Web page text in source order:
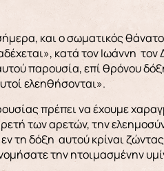
και ο σωματικός
κατά τον Ιωάννη
παρουσία, επί θρόνου
ελεηθήσονται».
πρέπει να έχουμε
των αρετών, την
τη δόξη αυτού κρίναι
την ητοιμασμένην